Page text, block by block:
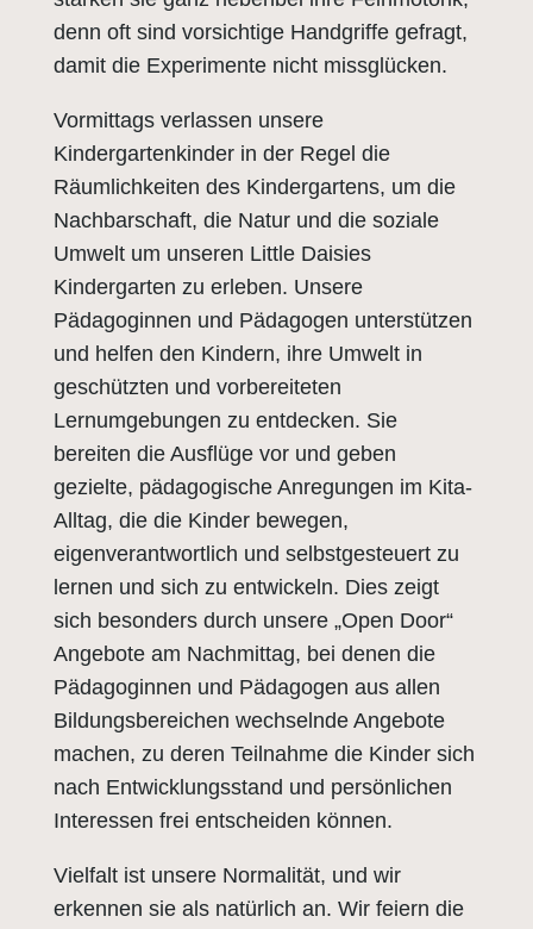
denn oft sind vorsichtige Handgriffe gefragt,
damit die Experimente nicht missglücken.
Vormittags verlassen unsere
Kindergartenkinder in der Regel die
Räumlichkeiten des Kindergartens, um die
Nachbarschaft, die Natur und die soziale
Umwelt um unseren Little Daisies
Kindergarten zu erleben. Unsere
Pädagoginnen und Pädagogen unterstützen
und helfen den Kindern, ihre Umwelt in
geschützten und vorbereiteten
Lernumgebungen zu entdecken. Sie
bereiten die Ausflüge vor und geben
gezielte, pädagogische Anregungen im Kita-
Alltag, die die Kinder bewegen,
eigenverantwortlich und selbstgesteuert zu
lernen und sich zu entwickeln. Dies zeigt
sich besonders durch unsere „Open Door“
Angebote am Nachmittag, bei denen die
Pädagoginnen und Pädagogen aus allen
Bildungsbereichen wechselnde Angebote
machen, zu deren Teilnahme die Kinder sich
nach Entwicklungsstand und persönlichen
Interessen frei entscheiden können.
Vielfalt ist unsere Normalität, und wir
erkennen sie als natürlich an. Wir feiern die